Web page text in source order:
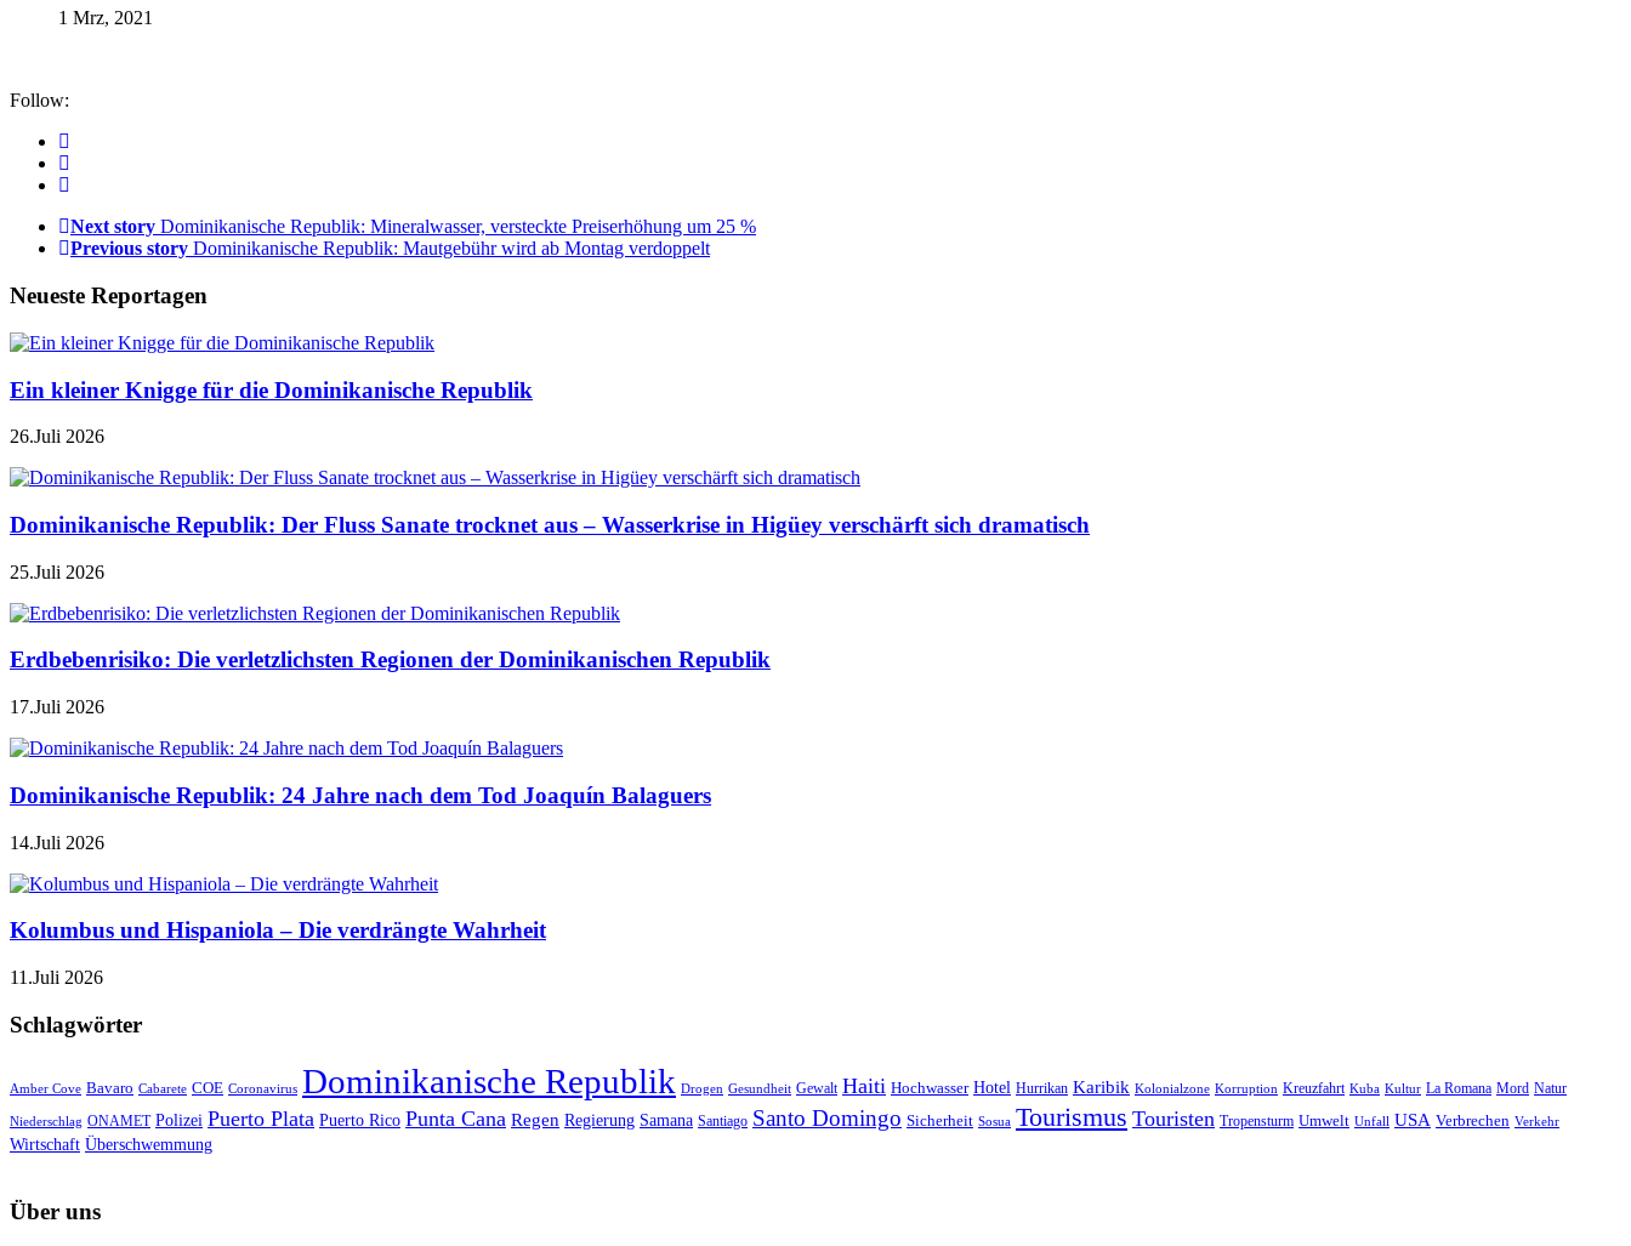
1 Mrz, 2021
Follow:
Next story Dominikanische Republik: Mineralwasser, versteckte Preiserhöhung um 25 %
Previous story Dominikanische Republik: Mautgebühr wird ab Montag verdoppelt
Neueste Reportagen
Ein kleiner Knigge für die Dominikanische Republik
26.Juli 2026
Dominikanische Republik: Der Fluss Sanate trocknet aus – Wasserkrise in Higüey verschärft sich dramatisch
25.Juli 2026
Erdbebenrisiko: Die verletzlichsten Regionen der Dominikanischen Republik
17.Juli 2026
Dominikanische Republik: 24 Jahre nach dem Tod Joaquín Balaguers
14.Juli 2026
Kolumbus und Hispaniola – Die verdrängte Wahrheit
11.Juli 2026
Schlagwörter
Amber Cove Bavaro Cabarete COE Coronavirus Dominikanische Republik Drogen Gesundheit Gewalt Haiti Hochwasser Hotel Hurrikan Karibik Kolonialzone Korruption Kreuzfahrt Kuba Kultur La Romana Mord Natur
Niederschlag ONAMET Polizei Puerto Plata Puerto Rico Punta Cana Regen Regierung Samana Santiago Santo Domingo Sicherheit Sosua Tourismus Touristen Tropensturm Umwelt Unfall USA Verbrechen Verkehr
Wirtschaft Überschwemmung
Über uns